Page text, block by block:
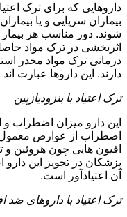
داروهایی که برای ترک
بیماران سرپایی و یا
شوند. دوز مناسب هر بیمار
اثربخشی در ترک مواد
درمانی ترک مواد مخدر
دارند. این داروها عبارت اند
ترک اعتیاد با بنزودیازپین
این دارو میزان اضطراب
اضطراب از عوارض معمول
افیون هایی چون هروئین و
پزشکان در تجویز این دارو
آن اعتیادآور است.
ترک اعتیاد با داروهای ضد